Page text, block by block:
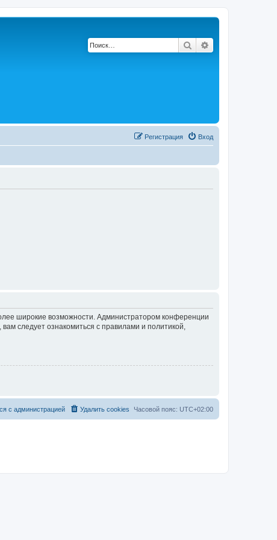
Поиск
Вход
Регистрация
широкие возможности. Администратором конференции
следует ознакомиться с правилами и политикой,
Часовой пояс: UTC+02:00
Удалить cookies
с администрацией